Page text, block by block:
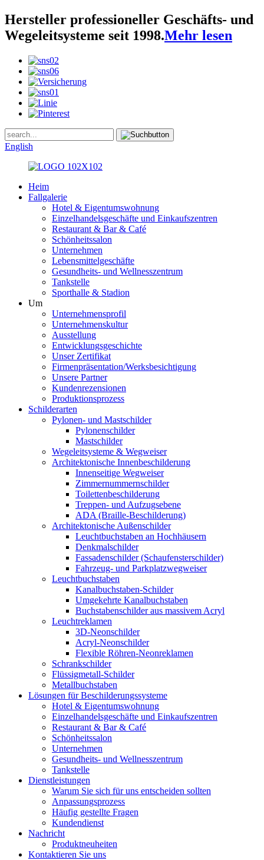
Hersteller professioneller Geschäfts- und
Wegeleitsysteme seit 1998.Mehr lesen
English
Heim
Fallgalerie
Hotel & Eigentumswohnung
Einzelhandelsgeschäfte und Einkaufszentren
Restaurant & Bar & Café
Schönheitssalon
Unternehmen
Lebensmittelgeschäfte
Gesundheits- und Wellnesszentrum
Tankstelle
Sporthalle & Stadion
Um
Unternehmensprofil
Unternehmenskultur
Ausstellung
Entwicklungsgeschichte
Unser Zertifikat
Firmenpräsentation/Werksbesichtigung
Unsere Partner
Kundenrezensionen
Produktionsprozess
Schilderarten
Pylonen- und Mastschilder
Pylonenschilder
Mastschilder
Wegeleitsysteme & Wegweiser
Architektonische Innenbeschilderung
Innenseitige Wegweiser
Zimmernummernschilder
Toilettenbeschilderung
Treppen- und Aufzugsebene
ADA (Braille-Beschilderung)
Architektonische Außenschilder
Leuchtbuchstaben an Hochhäusern
Denkmalschilder
Fassadenschilder (Schaufensterschilder)
Fahrzeug- und Parkplatzwegweiser
Leuchtbuchstaben
Kanalbuchstaben-Schilder
Umgekehrte Kanalbuchstaben
Buchstabenschilder aus massivem Acryl
Leuchtreklamen
3D-Neonschilder
Acryl-Neonschilder
Flexible Röhren-Neonreklamen
Schrankschilder
Flüssigmetall-Schilder
Metallbuchstaben
Lösungen für Beschilderungssysteme
Hotel & Eigentumswohnung
Einzelhandelsgeschäfte und Einkaufszentren
Restaurant & Bar & Café
Schönheitssalon
Unternehmen
Gesundheits- und Wellnesszentrum
Tankstelle
Dienstleistungen
Warum Sie sich für uns entscheiden sollten
Anpassungsprozess
Häufig gestellte Fragen
Kundendienst
Nachricht
Produktneuheiten
Kontaktieren Sie uns